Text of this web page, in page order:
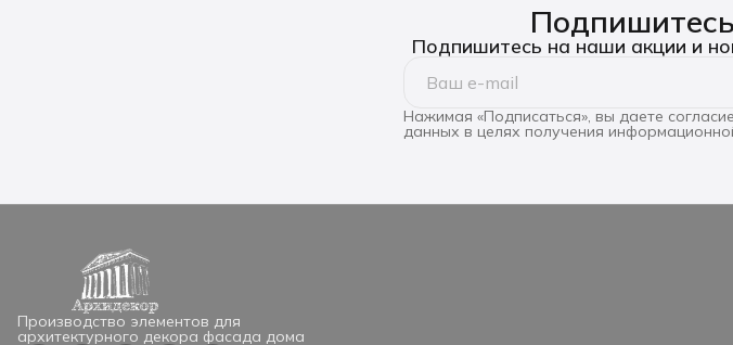
Подпишитесь на наши акции и
Нажимая «Подписаться», вы даете
данных в целях получения
Производство элементов для
архитектурного декора фасада дома